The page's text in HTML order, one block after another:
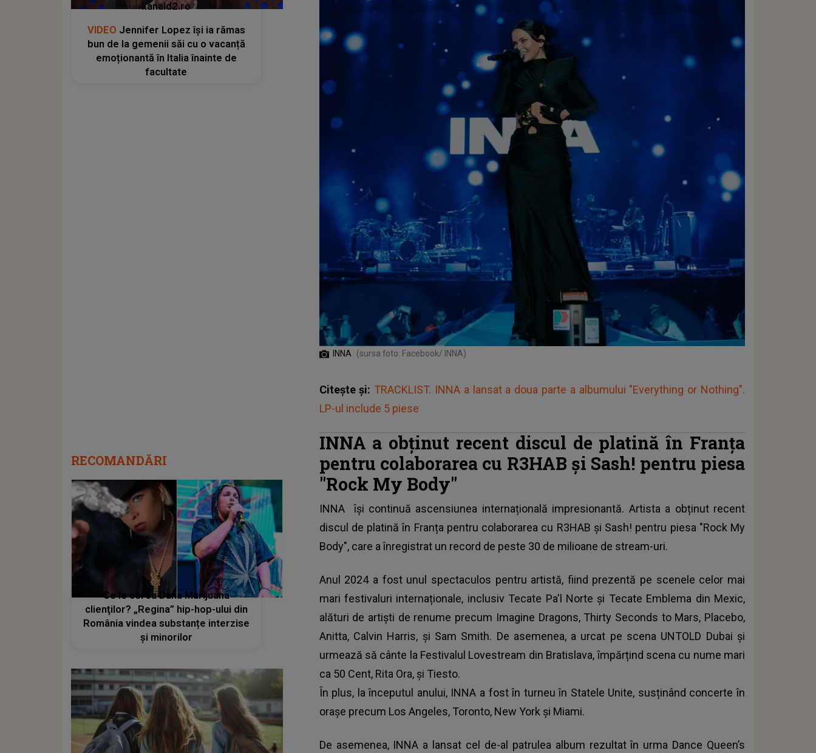
INNA (sursa foto: Facebook/ INNA)
Citește și: TRACKLIST. INNA a lansat a doua parte a albumului "Everything or Nothing".
LP-ul include 5 piese
INNA a obținut recent discul de platină în Franța
pentru colaborarea cu R3HAB și Sash! pentru piesa
"Rock My Body"
INNA
își continuă ascensiunea internațională impresionantă. Artista a obținut recent
discul de platină în Franța pentru colaborarea cu R3HAB și Sash! pentru piesa "Rock My
Body", care a înregistrat un record de peste 30 de milioane de stream-uri.
Anul 2024 a fost unul spectaculos pentru artistă, fiind prezentă pe scenele celor mai
mari festivaluri internaționale, inclusiv Tecate Pa'l Norte și Tecate Emblema din Mexic,
alături de artiști de renume precum Imagine Dragons, Thirty Seconds to Mars, Placebo,
Anitta, Calvin Harris, și Sam Smith. De asemenea, a urcat pe scena UNTOLD Dubai și
urmează să cânte la Festivalul Lovestream din Bratislava, împărțind scena cu nume mari
ca 50 Cent, Rita Ora, și Tiesto.
În plus, la începutul anului, INNA a fost în turneu în Statele Unite, susținând concerte în
orașe precum Los Angeles, Toronto, New York și Miami.
De asemenea, INNA a lansat cel de-al patrulea album rezultat în urma Dance Queen’s
kanald2.ro
VIDEO Jennifer Lopez își ia rămas
bun de la gemenii săi cu o vacanță
emoționantă în Italia înainte de
facultate
RECOMANDĂRI
Ce le cerea Dana Marijuana
clienţilor? „Regina” hip-hop-ului din
România vindea substanțe interzise
şi minorilor